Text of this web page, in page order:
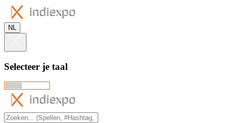
NL
Selecteer je taal